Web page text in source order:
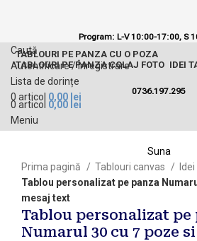
Program: L-V 10:00-17:00, S
Caută
Autentificare / Înregistrare
Lista de dorințe
0 articol 0,00 lei
TABLOURI PE PANZA CU O POZA
TABLOURI PE PANZA COLAJ FOTO IDEI
0736.197.295
0 articol 0,00 lei
Meniu
Suna
Prima pagină
Tablouri canvas
Tablou personalizat pe panza
mesaj text
Tablou personalizat pe
Numarul 30 cu 7 poze